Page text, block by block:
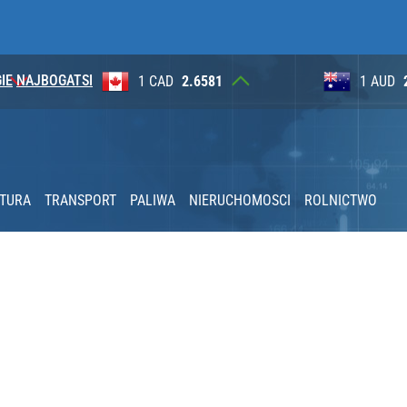
NAJBOGATSI
2 mln wniosków w miesiąc
roku?
1 AUD 2.6230 100
TRANSPORT PALIWA NIERUCHOMOSCI ROLNICTWO